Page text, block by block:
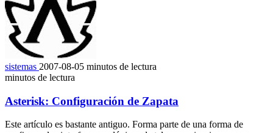
sistemas 2007-08-05 minutos de lectura
minutos de lectura
Asterisk: Configuración de Zapata
Este artículo es bastante antiguo. Forma parte de una forma de